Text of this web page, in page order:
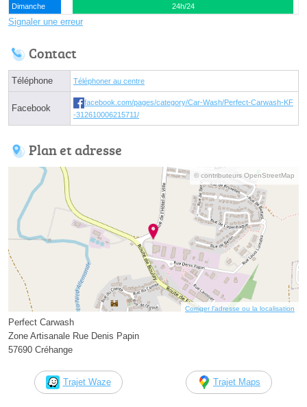
Dimanche
24h/24
Signaler une erreur
Contact
Téléphone Téléphoner au centre
Facebook
facebook.com/pages/category/Car-Wash/Perfect-Carwash-KF
-312610006215711/
Plan et adresse
© contributeurs OpenStreetMap
Corriger l’adresse ou la localisation
Perfect Carwash
Zone Artisanale Rue Denis Papin
57690 Créhange
Trajet Waze Trajet Maps